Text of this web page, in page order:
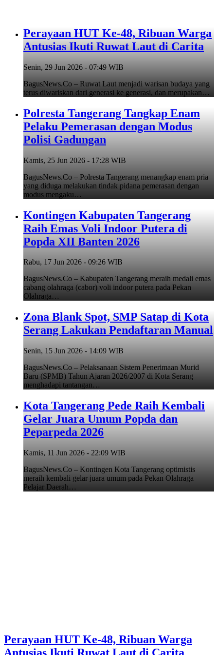
Perayaan HUT Ke-48, Ribuan Warga
Antusias Ikuti Ruwat Laut di Carita
Senin, 29 Jun 2026 - 07:49 WIB
BagusNews.Co – Ruwat Laut menjadi warisan budaya yang
terus diwariskan dari generasi ke generasi, dan merupakan…
Polresta Tangerang Tangkap Enam
Pelaku Pemerasan dengan Modus
Polisi Gadungan
Kamis, 25 Jun 2026 - 17:28 WIB
BagusNews.Co – Polresta Tangerang menangkap enam pria
yang diduga melakukan tindak pidana pemerasan dengan
modus mengaku…
Kontingen Kabupaten Tangerang
Raih Emas Voli Indoor Putera di
Popda XII Banten 2026
Rabu, 17 Jun 2026 - 09:26 WIB
BagusNews.Co – Kabupaten Tangerang meraih medali emas
cabang olahraga (cabor) voli indoor putera pada Pekan
Olahraga…
Zona Blank Spot, SMP Satap di Kota
Serang Lakukan Pendaftaran Manual
Senin, 15 Jun 2026 - 14:09 WIB
BagusNews.Co – Pelaksanaan Sistem Penerimaan Murid
Baru (SPMB) Tahun Ajaran 2026/2007 di Kota Serang
menghadapi tantangan…
Kota Tangerang Pede Raih Kembali
Gelar Juara Umum Popda dan
Peparpeda 2026
Kamis, 11 Jun 2026 - 22:09 WIB
BagusNews.Co – Kontingen Kota Tangerang optimistis
meraih kembali gelar juara umum pada Pekan Olahraga
Pelajar Daerah…
Perayaan HUT Ke-48, Ribuan Warga